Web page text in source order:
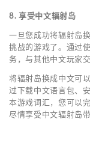
8. 享受中文辐射岛
一旦您成功将辐射岛
挑战的游戏了。通过
务，与其他中文玩家
将辐射岛换成中文可
过下载中文语言包、
本游戏词汇，您可以
尽情享受中文辐射岛